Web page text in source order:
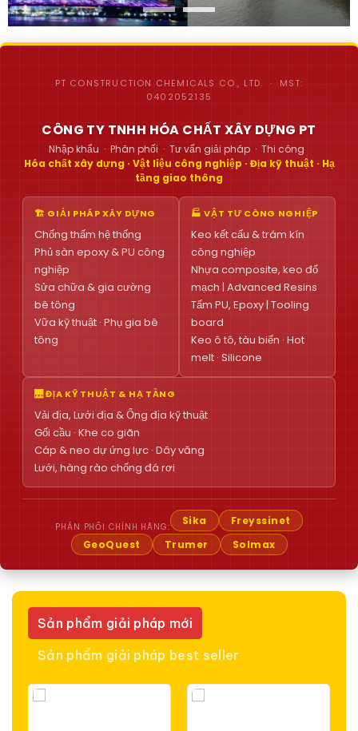
PT CONSTRUCTION CHEMICALS CO., LTD. · MST:
0402052135
CÔNG TY TNHH HÓA CHẤT XÂY DỰNG PT
Nhập khẩu · Phân phối · Tư vấn giải pháp · Thi công
Hóa chất xây dựng · Vật liệu công nghiệp · Địa kỹ thuật · Hạ
tầng giao thông
🏗 GIẢI PHÁP XÂY DỰNG
Chống thấm hệ thống
Phủ sàn epoxy & PU công
nghiệp
Sửa chữa & gia cường
bê tông
Vữa kỹ thuật · Phụ gia bê
tông
🏭 VẬT TƯ CÔNG NGHIỆP
Keo kết cấu & trám kín
công nghiệp
Nhựa composite, keo đổ
mạch | Advanced Resins
Tấm PU, Epoxy | Tooling
board
Keo ô tô, tàu biển · Hot
melt · Silicone
🌉 ĐỊA KỸ THUẬT & HẠ TẦNG
Vải địa, Lưới địa & Ống địa kỹ thuật
Gối cầu · Khe co giãn
Cáp & neo dự ứng lực · Dây văng
Lưới, hàng rào chống đá rơi
PHÂN PHỐI CHÍNH HÃNG: Sika
Freyssinet
GeoQuest
Trumer Solmax
Sản phẩm giải pháp mới
Sản phẩm giải pháp best seller